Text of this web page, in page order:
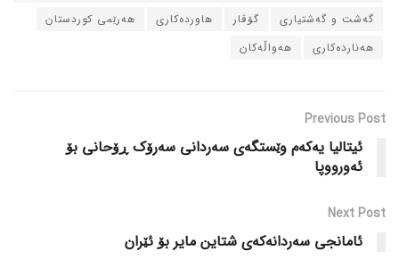
گه‌شت و گه‌شتیاری
گۆڤار هاورده‌کاری
هه‌رێمی کوردستان
هه‌نارده‌کاری
هه‌واڵه‌کان
Previous Post
ئیتالیا یه‌که‌م وێستگه‌ی سه‌ردانی سه‌رۆک ڕۆحانی بۆ
ئه‌ورووپا
Next Post
ئامانجی سه‌ردانه‌که‌ی شتاین مایر بۆ ئێران